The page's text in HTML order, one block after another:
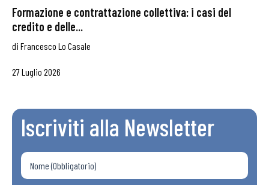
Formazione e contrattazione collettiva: i casi del
credito e delle...
di Francesco Lo Casale
27 Luglio 2026
Iscriviti alla Newsletter